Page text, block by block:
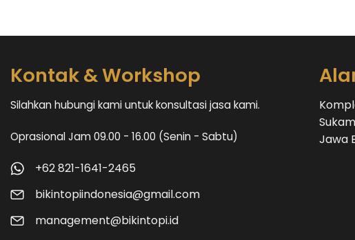
Kontak & Workshop
Silahkan hubungi kami untuk konsultasi jasa kami.
Oprasional Jam 09.00 - 16.00 (Senin - Sabtu)
+62 821-1641-2465
bikintopiindonesia@gmail.com
management@bikintopi.id
Jawa